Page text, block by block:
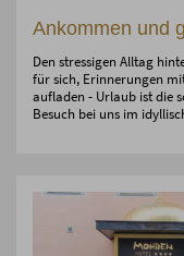
Ankommen und
Den stressigen Alltag
für sich, Erinnerungen
aufladen - Urlaub ist die
Besuch bei uns im